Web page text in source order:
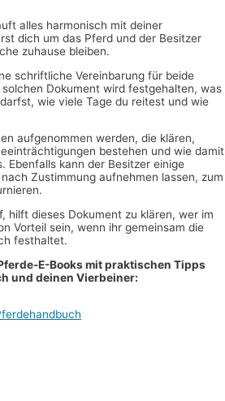
alles harmonisch mit deiner
dich um das Pferd und der Besitzer
zuhause bleiben.
schriftliche Vereinbarung für beide
Dokument wird festgehalten, was
wie viele Tage du reitest und wie
aufgenommen werden, die klären,
bestehen und wie damit
Ebenfalls kann der Besitzer einige
Zustimmung aufnehmen lassen, zum
hilft dieses Dokument zu klären, wer im
Vorteil sein, wenn ihr gemeinsam die
festhaltet.
E-Books mit praktischen Tipps
und deinen Vierbeiner: